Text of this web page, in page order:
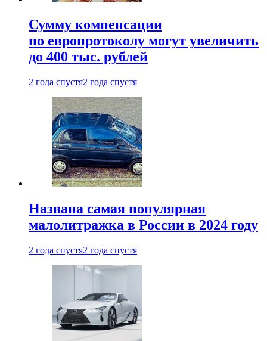
Сумму компенсации
по европротоколу могут увеличить
до 400 тыс. рублей
2 года спустя2 года спустя
Названа самая популярная
малолитражка в России в 2024 году
2 года спустя2 года спустя